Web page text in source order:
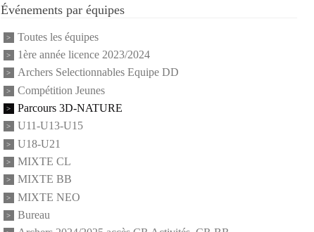
Événements par équipes
Toutes les équipes
1ère année licence 2023/2024
Archers Selectionnables Equipe DD
Compétition Jeunes
Parcours 3D-NATURE
U11-U13-U15
U18-U21
MIXTE CL
MIXTE BB
MIXTE NEO
Bureau